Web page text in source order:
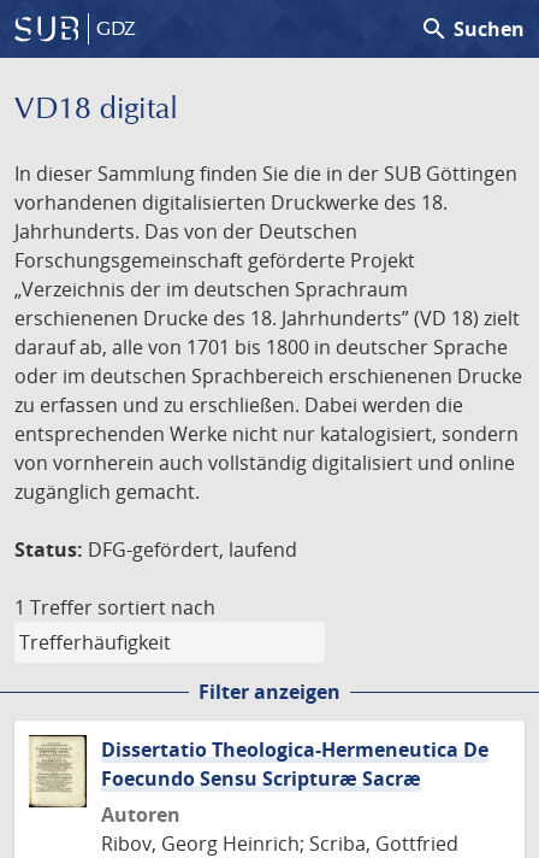
GDZ search Suchen
VD18 digital
In dieser Sammlung finden Sie die in der SUB Göttingen
vorhandenen digitalisierten Druckwerke des 18.
Jahrhunderts. Das von der Deutschen
Forschungsgemeinschaft geförderte Projekt
„Verzeichnis der im deutschen Sprachraum
erschienenen Drucke des 18. Jahrhunderts” (VD 18) zielt
darauf ab, alle von 1701 bis 1800 in deutscher Sprache
oder im deutschen Sprachbereich erschienenen Drucke
zu erfassen und zu erschließen. Dabei werden die
entsprechenden Werke nicht nur katalogisiert, sondern
von vornherein auch vollständig digitalisiert und online
zugänglich gemacht.
Status: DFG-gefördert, laufend
1 Treffer sortiert nach
Filter anzeigen
Dissertatio Theologica-Hermeneutica De
Foecundo Sensu Scripturæ Sacræ
Autoren
Ribov, Georg Heinrich; Scriba, Gottfried